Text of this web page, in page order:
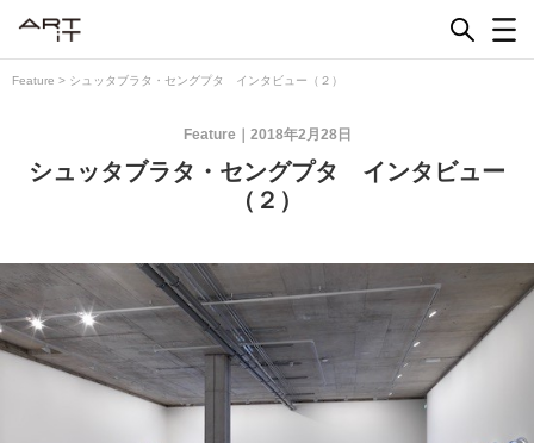
Feature > シュッタブラタ・セングプタ インタビュー（２）
2018年2月28日
Feature
シュッタブラタ・セングプタ インタビュー
（２）